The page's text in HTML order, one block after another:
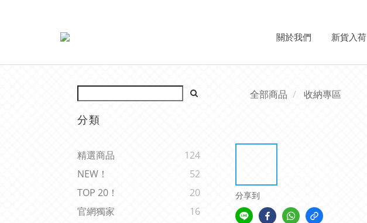
關於我們 新貨入荷
分類
精選商品
124
NEW！
52
TOP 20！
20
官網獨家
16
全部商品 收納專區
分享到